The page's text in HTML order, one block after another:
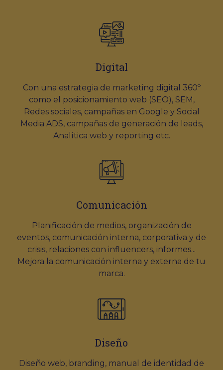
Digital
Con una estrategia de marketing digital 360º
como el posicionamiento web (SEO), SEM,
Redes sociales, campañas en Google y Social
Media ADS, campañas de generación de leads,
Analítica web y reporting etc.
Comunicación
Planificación de medios, organización de
eventos, comunicación interna, corporativa y de
crisis, relaciones con influencers, informes...
Mejora la comunicación interna y externa de tu
marca.
Diseño
Diseño web, branding, manual de identidad de